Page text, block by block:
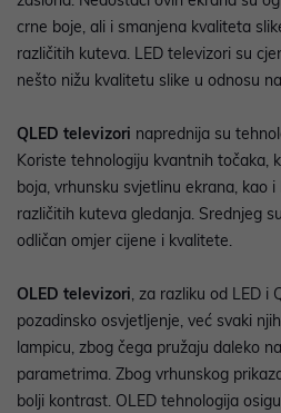
crne boje, ali i smanjena kvaliteta
različitih kuteva. LED televizori su
nešto nižu kvalitetu slike u odnosu
QLED televizori naprednija su
Koriste tehnologiju kvantnih točaka,
boja, vrhunsku svjetlinu ekrana, kao
različitih kuteva gledanja. Srednjeg
odličan omjer cijene i kvalitete.
OLED televizori, za razliku od LED i
pozadinsko osvjetljenje, već svaki
lampicu, zbog čega pružaju daleko
parametrima. Zbog vrhunskog
bolji kontrast. OLED tehnologija